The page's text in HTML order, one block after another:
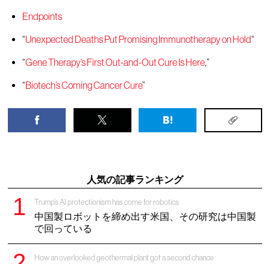
Endpoints
“Unexpected Deaths Put Promising Immunotherapy on Hold“
“Gene Therapy’s First Out-and-Out Cure Is Here,”
“Biotech’s Coming Cancer Cure”
人気の記事ランキング
Trump’s AI protectionism has come for robotics
中国製ロボットを締め出す米国、その研究は中国製
で回っている
How an overlooked geothermal plant got a second chance